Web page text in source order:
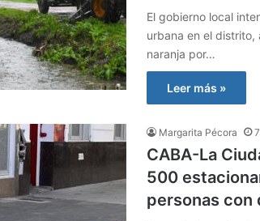
El gobierno local
urbana en el
naranja por…
Leer más »
Margarita Pécora
CABA-La
500
personas con